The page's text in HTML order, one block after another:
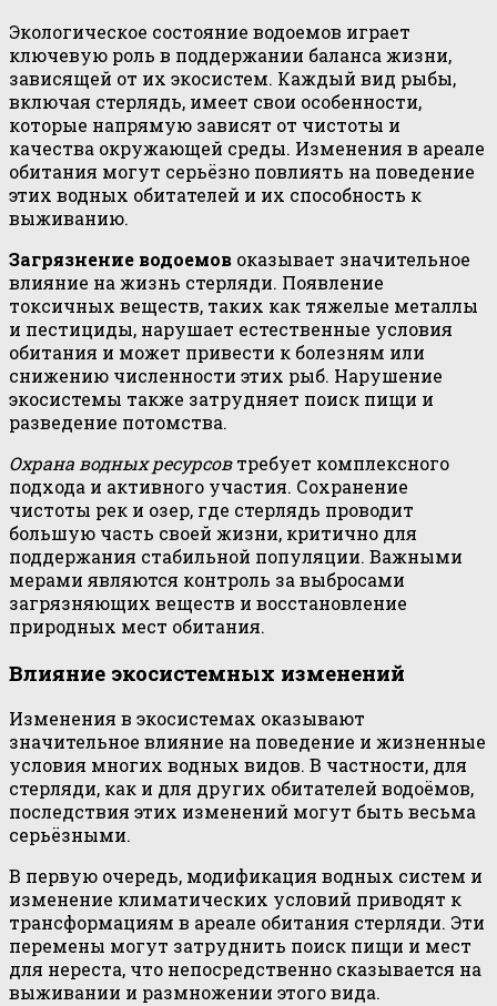
Экологическое состояние водоемов играет
ключевую роль в поддержании баланса жизни,
зависящей от их экосистем. Каждый вид рыбы,
включая стерлядь, имеет свои особенности,
которые напрямую зависят от чистоты и
качества окружающей среды. Изменения в ареале
обитания могут серьёзно повлиять на поведение
этих водных обитателей и их способность к
выживанию.
Загрязнение водоемов оказывает значительное
влияние на жизнь стерляди. Появление
токсичных веществ, таких как тяжелые металлы
и пестициды, нарушает естественные условия
обитания и может привести к болезням или
снижению численности этих рыб. Нарушение
экосистемы также затрудняет поиск пищи и
разведение потомства.
Охрана водных ресурсовтребует комплексного
подхода и активного участия. Сохранение
чистоты рек и озер, где стерлядь проводит
большую часть своей жизни, критично для
поддержания стабильной популяции. Важными
мерами являются контроль за выбросами
загрязняющих веществ и восстановление
природных мест обитания.
Влияние экосистемных изменений
Изменения в экосистемах оказывают
значительное влияние на поведение и жизненные
условия многих водных видов. В частности, для
стерляди, как и для других обитателей водоёмов,
последствия этих изменений могут быть весьма
серьёзными.
В первую очередь, модификация водных систем и
изменение климатических условий приводят к
трансформациям в ареале обитания стерляди. Эти
перемены могут затруднить поиск пищи и мест
для нереста, что непосредственно сказывается на
выживании и размножении этого вида.